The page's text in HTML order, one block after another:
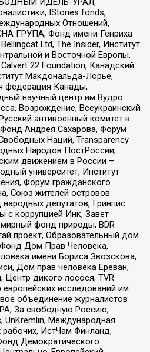
IStories fonds,
Отношений,
ГРУПА, Фонд имени Генриха
Ltd, The Insider, Институт
и Восточной Европы,
22 Foundation, Канадский
Макдональда-Лорье,
федерация Канады,
научный центр им Вудро
Возрождение, Всеукраинский
антивоенный комитет в
Андрея Сахарова, Форум
Наций, Transparеncy
Народов ПостРоссии,
движением в России –
университет, Институт
Форум гражданского
Союз жителей островов
депутатов, Гринпис
с коррупцией Инк, Завет
фонд природы, BDR
проект, Образовательный дом
Фонд Дом Прав Человека,
имени Бориса Звозскова,
Дом прав человека Ереван,
дикого лосося, TVR
исследований им
объединение журналистов
За свободную Россию,
UnKremlin, Международная
ИстЧам Финланд,
Демократического